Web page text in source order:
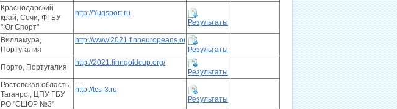
Краснодарский
край, Сочи, ФГБУ
"Юг Спорт"
http://Yugsport.ru
Результаты
Вилламура,
Португалия
http://www.2021.finneuropeans.org
Результаты
Порто, Португалия
http://2021.finngoldcup.org/
Результаты
Ростовская область,
Таганрог, ЦПУ ГБУ
РО "СШОР №3"
http://tcs-3.ru
Результаты